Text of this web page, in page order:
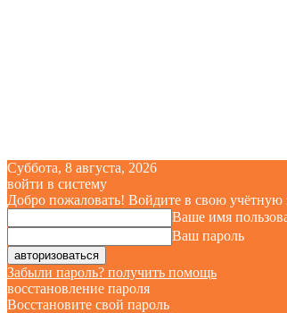
Суббота, 8 августа, 2026
войти в систему
Добро пожаловать! Войдите в свою учётную
Ваше имя
Ваш пароль
Забыли пароль? получить помощь
восстановление пароля
Восстановите свой пароль